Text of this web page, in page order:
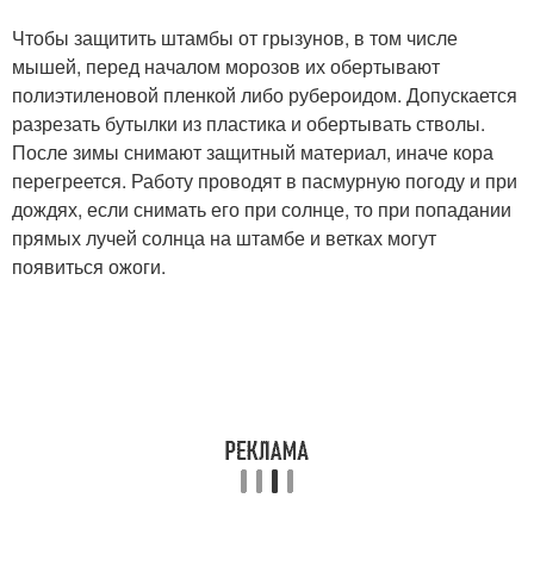
Чтобы защитить штамбы от грызунов, в том числе
мышей, перед началом морозов их обертывают
полиэтиленовой пленкой либо рубероидом. Допускается
разрезать бутылки из пластика и обертывать стволы.
После зимы снимают защитный материал, иначе кора
перегреется. Работу проводят в пасмурную погоду и при
дождях, если снимать его при солнце, то при попадании
прямых лучей солнца на штамбе и ветках могут
появиться ожоги.